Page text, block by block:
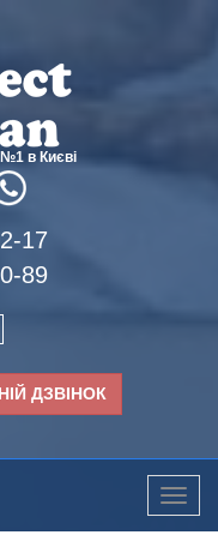
№1 в Києві
17
89
ДЗВІНОК
Toggle